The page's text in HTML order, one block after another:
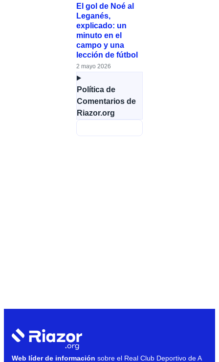
El gol de Noé al
Leganés,
explicado: un
minuto en el
campo y una
lección de fútbol
2 mayo 2026
Política de
Comentarios de
Riazor.org
Web líder de información sobre el Real Club Deportivo de A